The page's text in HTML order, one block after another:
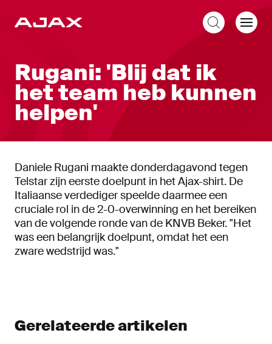
Rugani: 'Blij dat ik
het team heb kunnen
helpen'
Daniele Rugani maakte donderdagavond tegen
Telstar zijn eerste doelpunt in het Ajax-shirt. De
Italiaanse verdediger speelde daarmee een
cruciale rol in de 2-0-overwinning en het bereiken
van de volgende ronde van de KNVB Beker. "Het
was een belangrijk doelpunt, omdat het een
zware wedstrijd was."
Gerelateerde artikelen